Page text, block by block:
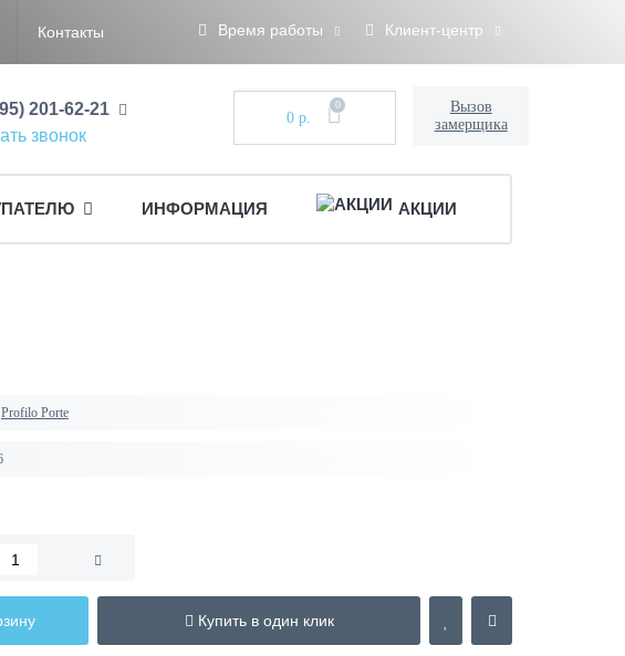
Контакты Время работы Клиент-центр
201-62-21
звонок
0 р.
0
Вызов
замерщика
ИНФОРМАЦИЯ АКЦИИ
Profilo Porte
Купить в один клик